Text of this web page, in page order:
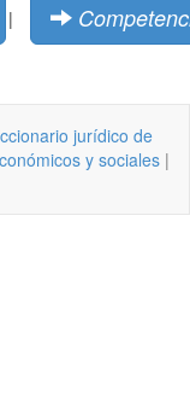
|
jurídico de
y sociales |